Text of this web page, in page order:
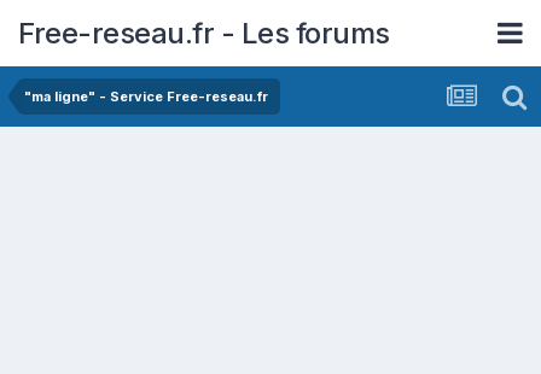
Free-reseau.fr - Les forums
"ma ligne" - Service Free-reseau.fr